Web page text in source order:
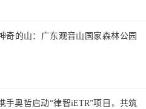
奇的山：广东观音山国家森林公园
手奥哲启动“律智iETR”项目，共筑